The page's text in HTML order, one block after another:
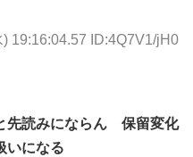
19:16:04.57 ID:4Q7V1/jH0
先読みにならん 保留変化
いになる